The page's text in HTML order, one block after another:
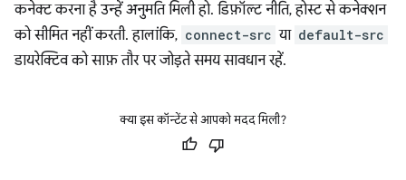
कनेक्ट करना है उन्हें अनुमति मिली हो. डिफ़ॉल्ट नीति, होस्ट से कनेक्शन
को सीमित नहीं करती. हालांकि, connect-src या default-src
डायरेक्टिव को साफ़ तौर पर जोड़ते समय सावधान रहें.
क्या इस कॉन्टेंट से आपको मदद मिली?